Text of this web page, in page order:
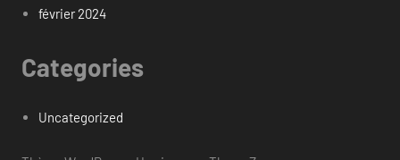
février 2024
Categories
Uncategorized